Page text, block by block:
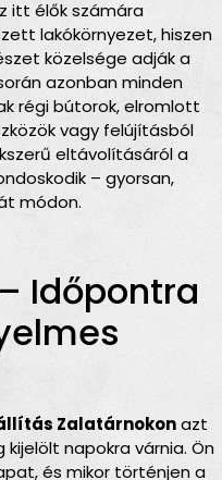
itt élők számára
lakókörnyezet, hiszen
közelsége adják a
azonban minden
régi bútorok, elromlott
vagy felújításból
eltávolításáról a
– gyorsan,
módon.
– Időpontra
Zalatárnokonazt
napokra várnia. Ön
és mikor történjen a